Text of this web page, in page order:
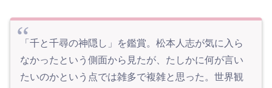
「千と千尋の神隠し」を鑑賞。松本人志が気に入ら
なかったという側面から見たが、たしかに何が言い
たいのかという点では雑多で複雑と思った。世界観